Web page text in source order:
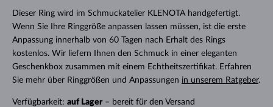
Dieser Ring wird im Schmuckatelier KLENOTA handgefertigt.
Wenn Sie Ihre Ringgröße anpassen lassen müssen, ist die erste
Anpassung innerhalb von 60 Tagen nach Erhalt des Rings
kostenlos. Wir liefern Ihnen den Schmuck in einer eleganten
Geschenkbox zusammen mit einem Echtheitszertifikat. Erfahren
Sie mehr über Ringgrößen und Anpassungen in unserem Ratgeber.
Verfügbarkeit: auf Lager– bereit für den Versand